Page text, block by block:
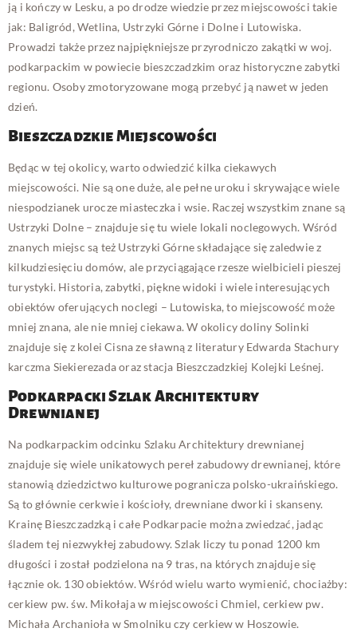
ją i kończy w Lesku, a po drodze wiedzie przez miejscowości takie
jak: Baligród, Wetlina, Ustrzyki Górne i Dolne i Lutowiska.
Prowadzi także przez najpiękniejsze przyrodniczo zakątki w woj.
podkarpackim w powiecie bieszczadzkim oraz historyczne zabytki
regionu. Osoby zmotoryzowane mogą przebyć ją nawet w jeden
dzień.
Bieszczadzkie Miejscowości
Będąc w tej okolicy, warto odwiedzić kilka ciekawych
miejscowości. Nie są one duże, ale pełne uroku i skrywające wiele
niespodzianek urocze miasteczka i wsie. Raczej wszystkim znane są
Ustrzyki Dolne – znajduje się tu wiele lokali noclegowych. Wśród
znanych miejsc są też Ustrzyki Górne składające się zaledwie z
kilkudziesięciu domów, ale przyciągające rzesze wielbicieli pieszej
turystyki. Historia, zabytki, piękne widoki i wiele interesujących
obiektów oferujących noclegi – Lutowiska, to miejscowość może
mniej znana, ale nie mniej ciekawa. W okolicy doliny Solinki
znajduje się z kolei Cisna ze sławną z literatury Edwarda Stachury
karczma Siekierezada oraz stacja Bieszczadzkiej Kolejki Leśnej.
Podkarpacki Szlak Architektury
Drewnianej
Na podkarpackim odcinku Szlaku Architektury drewnianej
znajduje się wiele unikatowych pereł zabudowy drewnianej, które
stanowią dziedzictwo kulturowe pogranicza polsko-ukraińskiego.
Są to głównie cerkwie i kościoły, drewniane dworki i skanseny.
Krainę Bieszczadzką i całe Podkarpacie można zwiedzać, jadąc
śladem tej niezwykłej zabudowy. Szlak liczy tu ponad 1200 km
długości i został podzielona na 9 tras, na których znajduje się
łącznie ok. 130 obiektów. Wśród wielu warto wymienić, chociażby:
cerkiew pw. św. Mikołaja w miejscowości Chmiel, cerkiew pw.
Michała Archanioła w Smolniku czy cerkiew w Hoszowie.